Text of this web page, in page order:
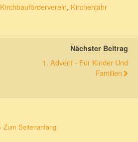
Kirchbauförderverein, Kirchenjahr
Nächster Beitrag
1. Advent - Für Kinder Und
Familien
Zum Seitenanfang